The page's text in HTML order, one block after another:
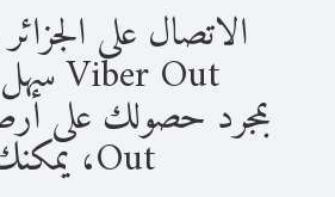
الاتصال على
Viber Out سهل للغاية.
Out، يمكنك: